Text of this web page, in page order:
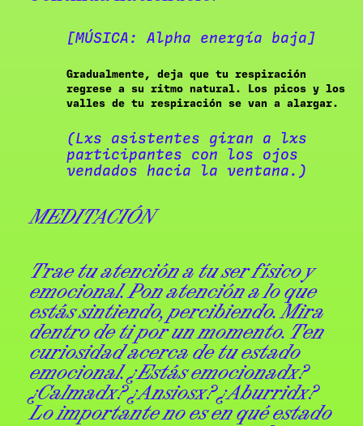
[MÚSICA: Alpha energía baja]
Gradualmente, deja que tu respiración
regrese a su ritmo natural. Los picos y los
valles de tu respiración se van a alargar.
(Lxs asistentes giran a lxs
participantes con los ojos
vendados hacia la ventana.)
MEDITACIÓN
Trae tu atención a tu ser físico y
emocional. Pon atención a lo que
estás sintiendo, percibiendo. Mira
dentro de ti por un momento. Ten
curiosidad acerca de tu estado
emocional. ¿Estás emocionadx?
¿Calmadx? ¿Ansiosx? ¿Aburridx?
Lo importante no es en qué estado